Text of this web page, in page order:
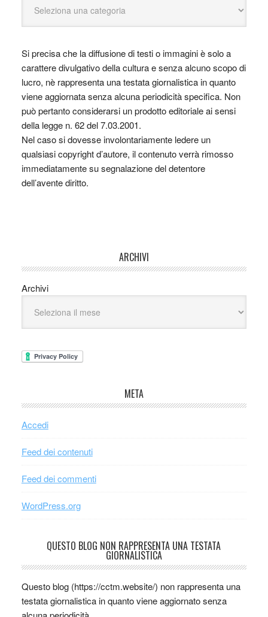
Si precisa che la diffusione di testi o immagini è solo a
carattere divulgativo della cultura e senza alcuno scopo di
lucro, nè rappresenta una testata giornalistica in quanto
viene aggiornata senza alcuna periodicità specifica. Non
può pertanto considerarsi un prodotto editoriale ai sensi
della legge n. 62 del 7.03.2001.
Nel caso si dovesse involontariamente ledere un
qualsiasi copyright d’autore, il contenuto verrà rimosso
immediatamente su segnalazione del detentore
dell’avente diritto.
ARCHIVI
Archivi
META
Accedi
Feed dei contenuti
Feed dei commenti
WordPress.org
QUESTO BLOG NON RAPPRESENTA UNA TESTATA
GIORNALISTICA
Questo blog (https://cctm.website/) non rappresenta una
testata giornalistica in quanto viene aggiornato senza